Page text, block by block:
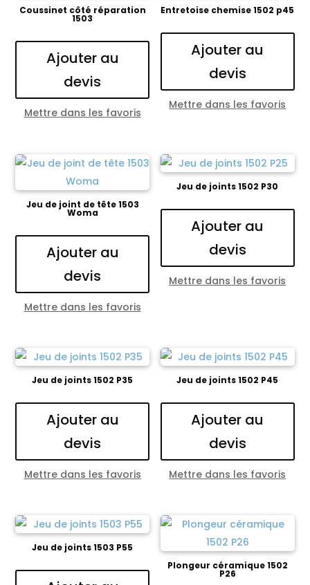
Coussinet côté réparation
1503
Ajouter au
devis
Mettre dans les favoris
Entretoise chemise 1502 p45
Ajouter au
devis
Mettre dans les favoris
Jeu de joint de tête 1503
Woma
Ajouter au
devis
Mettre dans les favoris
Jeu de joints 1502 P30
Ajouter au
devis
Mettre dans les favoris
Jeu de joints 1502 P35
Ajouter au
devis
Mettre dans les favoris
Jeu de joints 1502 P45
Ajouter au
devis
Mettre dans les favoris
Jeu de joints 1503 P55
Plongeur céramique 1502
P26